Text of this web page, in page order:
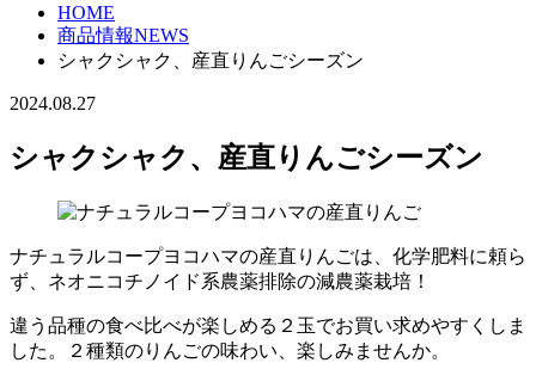
HOME
商品情報NEWS
シャクシャク、産直りんごシーズン
2024.08.27
シャクシャク、産直りんごシーズン
ナチュラルコープヨコハマの産直りんごは、化学肥料に頼ら
ず、ネオニコチノイド系農薬排除の減農薬栽培！
違う品種の食べ比べが楽しめる２玉でお買い求めやすくしま
した。２種類のりんごの味わい、楽しみませんか。